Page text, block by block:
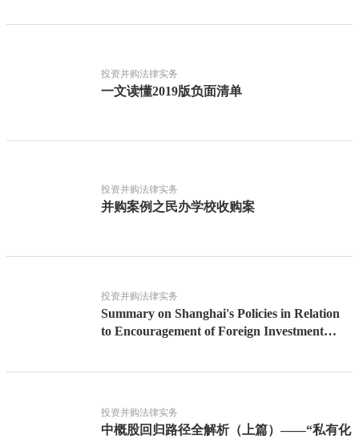
投资并购法律实务
一文读懂2019版负面清单
投资并购法律实务
并购案例之民办学校收购案
投资并购法律实务
Summary on Shanghai's Policies in Relation
to Encouragement of Foreign Investment
投资并购法律实务
中概股回归路径全解析（上篇）——“私有化